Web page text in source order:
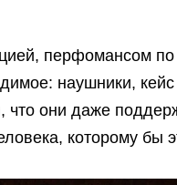
перфомансом
наушники,
что они даже
которому бы